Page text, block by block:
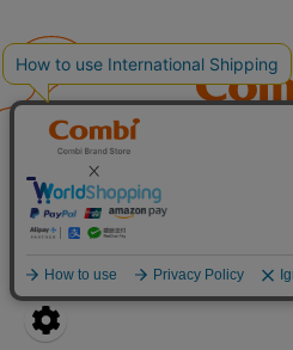
子育てに、イノ
ベビー用品のコ
All Right Reserved.